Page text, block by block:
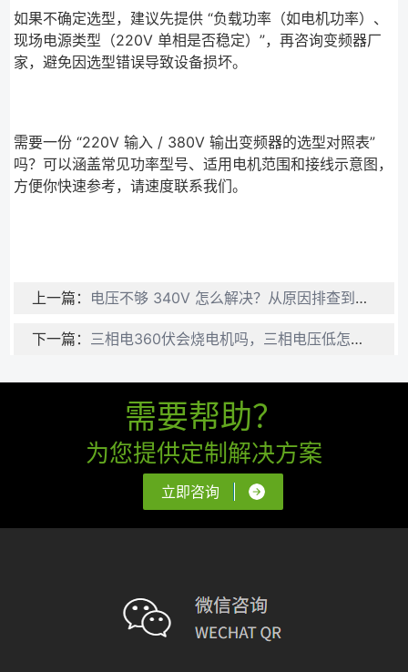
如果不确定选型，建议先提供 “负载功率（如电机功率）、
现场电源类型（220V 单相是否稳定）”，再咨询变频器厂
家，避免因选型错误导致设备损坏。
需要一份 “220V 输入 / 380V 输出变频器的选型对照表”
吗？可以涵盖常见功率型号、适用电机范围和接线示意图，
方便你快速参考，请速度联系我们。
上一篇： 电压不够 340V 怎么解决？从原因排查到根治方案
下一篇： 三相电360伏会烧电机吗，三相电压低怎么解决？
需要帮助？
为您提供定制解决方案
立即咨询